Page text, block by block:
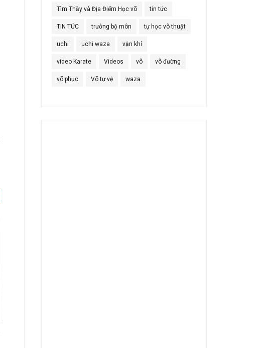
Tìm Thầy và Địa Điểm Học võ tin tức
TIN TỨC trưởng bộ môn tự học võ thuật
uchi uchi waza vận khí
video Karate Videos võ võ đường
võ phục Võ tự vệ waza